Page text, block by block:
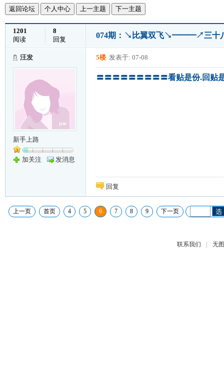
返回论坛 个人中心 上一主题 下一主题
1201
阅读
8
回复
074期：↘比翼双飞↘━━━↗三
汪发
新手上路
加关注 发消息
5楼 发表于: 07-08
〓〓〓〓〓〓〓〓〓看贴是份.回贴
回复
上一页 首页 4 5 6 7 8 9 下一页 选
联系我们 | 无